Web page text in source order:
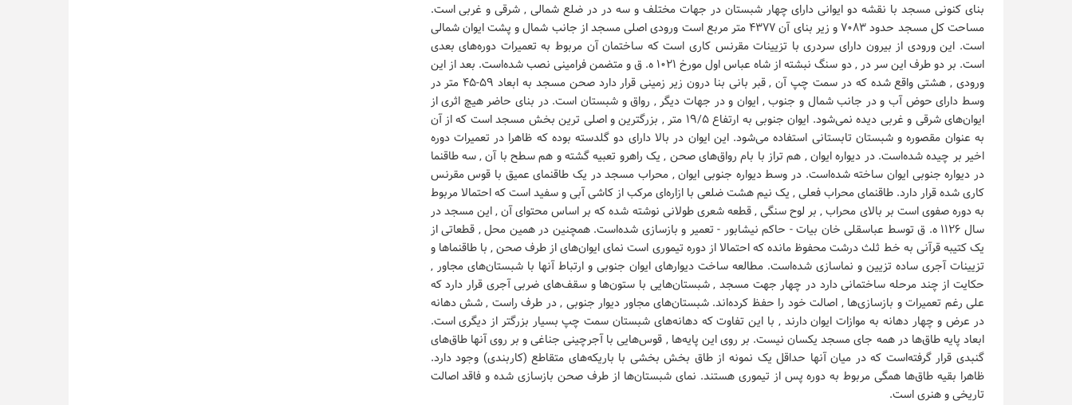
بنای کنونی مسجد با نقشه دو ایوانی دارای چهار شبستان در جهات مختلف و سه در در ضلع شمالی ‚ شرقی و غربی است.
مساحت کل مسجد حدود ۷۰۸۳ و زیر بنای آن ۴۳۷۷ متر مربع است ورودی اصلی مسجد از جانب شمال و پشت ایوان شمالی
است. این ورودی از بیرون دارای سردری با تزیینات مقرنس کاری است که ساختمان آن مربوط به تعمیرات دوره‌های بعدی
است. بر دو طرف این سر در ‚ دو سنگ نبشته از شاه عباس اول مورخ ۱۰۲۱ ه. ق و متضمن فرامینی نصب شده‌است. بعد از این
ورودی ‚ هشتی واقع شده که در سمت چپ آن ‚ قبر بانی بنا درون زیر زمینی قرار دارد صحن مسجد به ابعاد ۵۹-۴۵ متر در
وسط دارای حوض آب و در جانب شمال و جنوب ‚ ایوان و در جهات دیگر ‚ رواق و شبستان است. در بنای حاضر هیچ اثری از
ایوان‌های شرقی و غربی دیده نمی‌شود. ایوان جنوبی به ارتفاع ۱۹/۵ متر ‚ بزرگترین و اصلی ترین بخش مسجد است که از آن
به عنوان مقصوره و شبستان تابستانی استفاده می‌شود. این ایوان در بالا دارای دو گلدسته بوده که ظاهرا در تعمیرات دوره
اخیر بر چیده شده‌است. در دیواره ایوان ‚ هم تراز با بام رواق‌های صحن ‚ یک راهرو تعبیه گشته و هم سطح با آن ‚ سه طاقنما
در دیواره جنوبی ایوان ساخته شده‌است. در وسط دیواره جنوبی ایوان ‚ محراب مسجد در یک طاقنمای عمیق با قوس مقرنس
کاری شده قرار دارد. طاقنمای محراب فعلی ‚ یک نیم هشت ضلعی با ازاره‌ای مرکب از کاشی آبی و سفید است که احتمالا مربوط
به دوره صفوی است بر بالای محراب ‚ بر لوح سنگی ‚ قطعه شعری طولانی نوشته شده که بر اساس محتوای آن ‚ این مسجد در
سال ۱۱۲۶ ه. ق توسط عباسقلی خان بیات - حاکم نیشابور - تعمیر و بازسازی شده‌است. همچنین در همین محل ‚ قطعاتی از
یک کتیبه قرآنی به خط ثلث درشت محفوظ مانده که احتمالا از دوره تیموری است نمای ایوان‌های از طرف صحن ‚ با طاقنماها و
تزیینات آجری ساده تزیین و نماسازی شده‌است. مطالعه ساخت دیوارهای ایوان جنوبی و ارتباط آنها با شبستان‌های مجاور ‚
حکایت از چند مرحله ساختمانی دارد در چهار جهت مسجد ‚ شبستان‌هایی با ستون‌ها و سقف‌های ضربی آجری قرار دارد که
علی رغم تعمیرات و بازسازی‌ها ‚ اصالت خود را حفظ کرده‌اند. شبستان‌های مجاور دیوار جنوبی ‚ در طرف راست ‚ شش دهانه
در عرض و چهار دهانه به موازات ایوان دارند ‚ با این تفاوت که دهانه‌های شبستان سمت چپ بسیار بزرگتر از دیگری است.
ابعاد پایه طاق‌ها در همه جای مسجد یکسان نیست. بر روی این پایه‌ها ‚ قوس‌هایی با آجرچینی جناغی و بر روی آنها طاق‌های
گنبدی قرار گرفته‌است که در میان آنها حداقل یک نمونه از طاق بخش بخشی با باریکه‌های متقاطع (کاربندی) وجود دارد.
ظاهرا بقیه طاق‌ها همگی مربوط به دوره پس از تیموری هستند. نمای شبستان‌ها از طرف صحن بازسازی شده و فاقد اصالت
تاریخی و هنری است.